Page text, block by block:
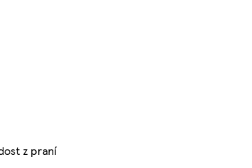
z praní